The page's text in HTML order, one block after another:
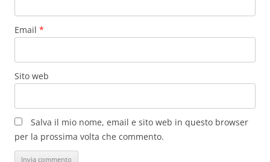
Email *
Sito web
Salva il mio nome, email e sito web in questo browser
per la prossima volta che commento.